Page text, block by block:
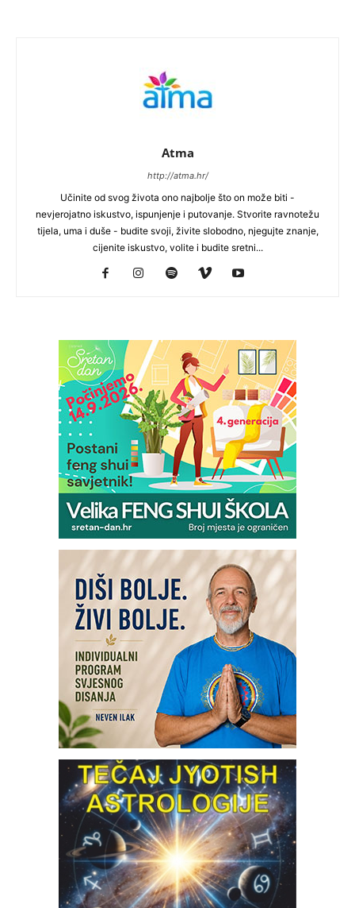
Atma
http://atma.hr/
Učinite od svog života ono najbolje što on može biti -
nevjerojatno iskustvo, ispunjenje i putovanje. Stvorite ravnotežu
tijela, uma i duše - budite svoji, živite slobodno, njegujte znanje,
cijenite iskustvo, volite i budite sretni...